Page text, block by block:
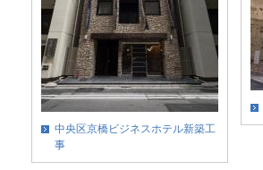
中央区京橋ビジネスホテル新築工
事